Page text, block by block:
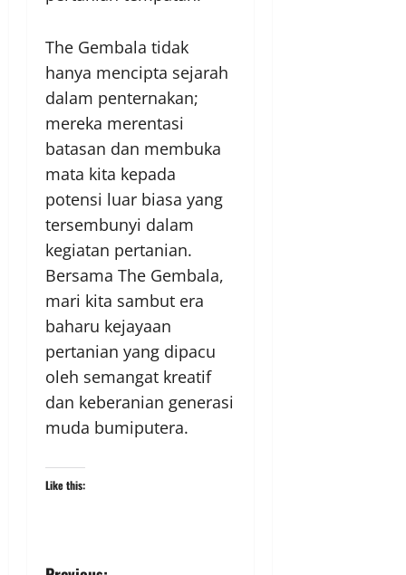
The Gembala tidak
hanya mencipta sejarah
dalam penternakan;
mereka merentasi
batasan dan membuka
mata kita kepada
potensi luar biasa yang
tersembunyi dalam
kegiatan pertanian.
Bersama The Gembala,
mari kita sambut era
baharu kejayaan
pertanian yang dipacu
oleh semangat kreatif
dan keberanian generasi
muda bumiputera.
Like this: